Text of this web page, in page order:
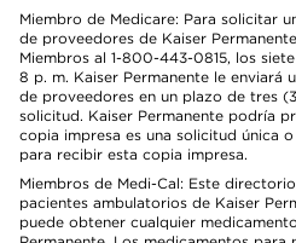
Miembro de Medicare: Para solicitar
de proveedores de Kaiser
Miembros al 1-800-443-0815, los
8 p. m. Kaiser Permanente le enviará
de proveedores en un plazo de tres
solicitud. Kaiser Permanente podría
copia impresa es una solicitud única
para recibir esta copia impresa.
Miembros de Medi-Cal: Este
pacientes ambulatorios de Kaiser
puede obtener cualquier